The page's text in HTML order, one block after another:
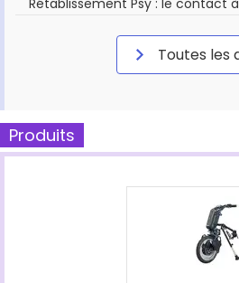
Rétablissement Psy : le contact
Toutes les
Produits